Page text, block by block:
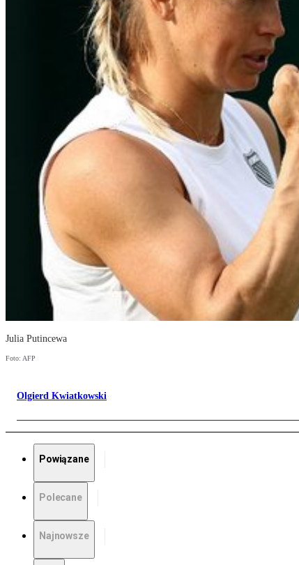
Julia Putincewa
Foto: AFP
Olgierd Kwiatkowski
Powiązane
Polecane
Najnowsze